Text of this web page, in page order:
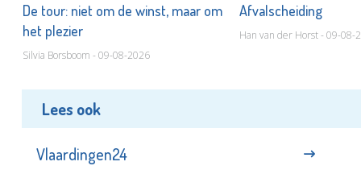
De tour: niet om de winst, maar om
het plezier
Silvia Borsboom - 09-08-2026
Afvalscheiding
Han van der Horst - 09-08-
Lees ook
Vlaardingen24